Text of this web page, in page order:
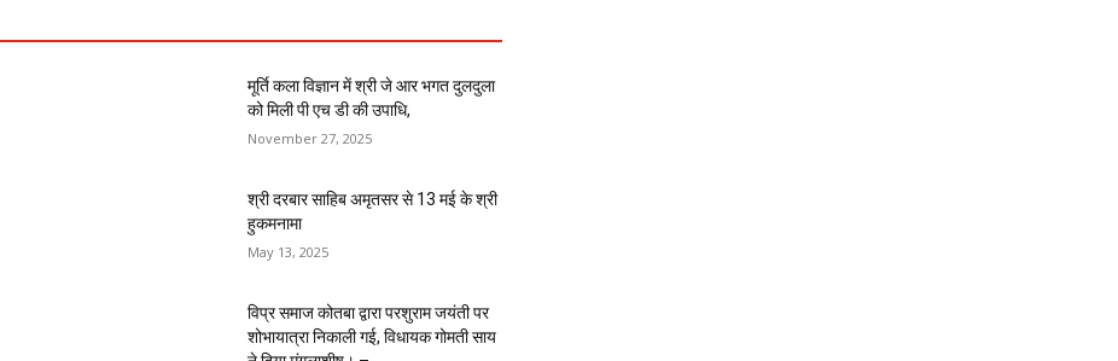
मूर्ति कला विज्ञान में श्री जे आर भगत दुलदुला
को मिली पी एच डी की उपाधि,
November 27, 2025
श्री दरबार साहिब अमृतसर से 13 मई के श्री
हुकमनामा
May 13, 2025
विप्र समाज कोतबा द्वारा परशुराम जयंती पर
शोभायात्रा निकाली गई, विधायक गोमती साय